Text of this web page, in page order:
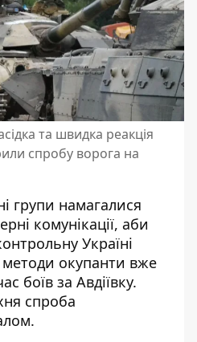
та швидка реакція
спробу ворога на
групи намагалися
комунікації, аби
Україні
методи окупанти вже
боїв за Авдіївку.
спроба